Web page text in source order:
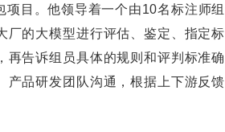
目。他领导着一个由10名标注师组
厂的大模型进行评估、鉴定、指定标
再告诉组员具体的规则和评判标准确
产品研发团队沟通，根据上下游反馈